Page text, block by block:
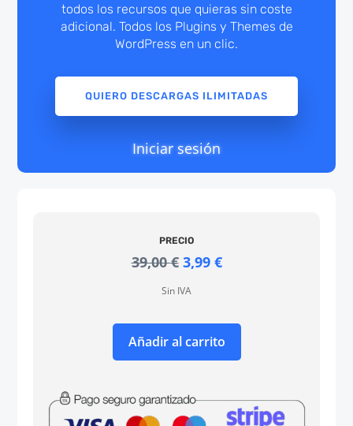
todos los recursos que quieras sin coste
adicional. Todos los Plugins y Themes de
WordPress en un clic.
QUIERO DESCARGAS ILIMITADAS
Iniciar sesión
PRECIO
39,00€ El
original
3,99 €El
3,99 €.
Sin IVA
Añadir al carrito